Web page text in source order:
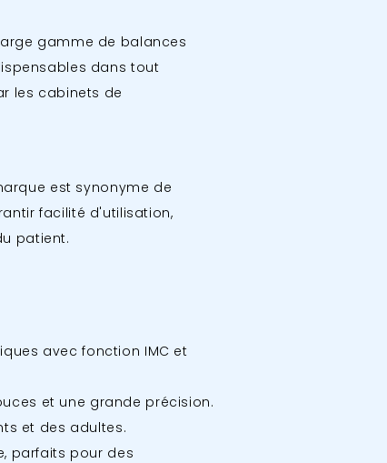
gamme de balances
dans tout
les cabinets de
est synonyme de
facilité d'utilisation,
patient.
avec fonction IMC et
et une grande précision.
et des adultes.
parfaits pour des